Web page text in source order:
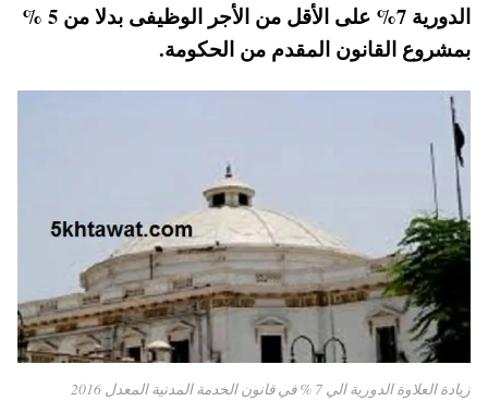
الدورية 7% على الأقل من الأجر الوظيفى بدلا من 5 %
بمشروع القانون المقدم من الحكومة.
زيادة العلاوة الدورية الي 7 % في قانون الخدمة المدنية المعدل 2016